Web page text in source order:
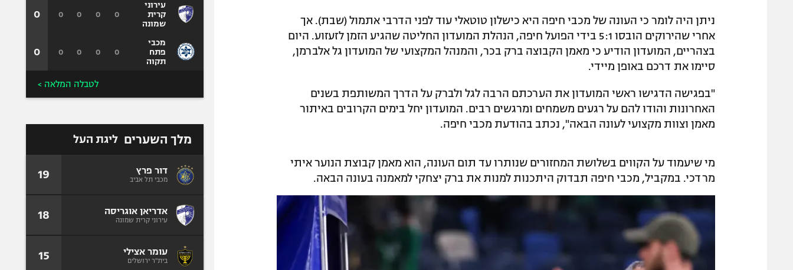
ניתן היה לומר כי העונה של מכבי חיפה היא כישלון טוטאלי עוד לפני הדרבי אתמול (שבת). אך
אחרי שהירוקים הובסו 5:1 בידי הפועל חיפה, הנהלת המועדון החליטה שהגיע הזמן לזעזוע. היום
בצהריים, המועדון הודיע כי מאמן הקבוצה ברק בכר, והמנהל המקצועי של המועדון גל אלברמן,
סיימו את דרכם באופן מיידי.
"בפגישה הדגישו ראשי המועדון את הערכתם הרבה לגל ולברק על הדרך המשותפת בשנים
האחרונות והודו להם על רגעים משמחים ומרגשים רבים. המועדון יחל בימים הקרובים באיתור
מאמן וצוות מקצועי לעונה הבאה", נכתב בהודעת מכבי חיפה.
מי שיעמוד על הקווים בשלושת המחזורים שנותרו עד תום העונה, הוא מאמן קבוצת הנוער איתי
מרדכי. במקביל, מכבי חיפה תבדוק היתכנות למנות את ברק יצחקי למאמנה בעונה הבאה.
עירוני
קרית
שמונה
מכבי
פתח
תקוה
0
0
0
0
0
0
0
0
0
0
לטבלה המלאה >
מלך השערים ליגת העל
דור פרץ
מכבי תל אביב 19
אדריאן אוגריסה
עירוני קרית שמונה 18
עומר אצילי
בית"ר ירושלים 15